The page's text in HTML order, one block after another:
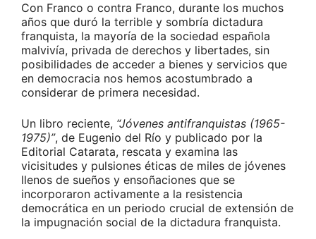
Con Franco o contra Franco, durante los muchos
años que duró la terrible y sombría dictadura
franquista, la mayoría de la sociedad española
malvivía, privada de derechos y libertades, sin
posibilidades de acceder a bienes y servicios que
en democracia nos hemos acostumbrado a
considerar de primera necesidad.
Un libro reciente, “Jóvenes antifranquistas (1965-
1975)”, de Eugenio del Río y publicado por la
Editorial Catarata, rescata y examina las
vicisitudes y pulsiones éticas de miles de jóvenes
llenos de sueños y ensoñaciones que se
incorporaron activamente a la resistencia
democrática en un periodo crucial de extensión de
la impugnación social de la dictadura franquista.